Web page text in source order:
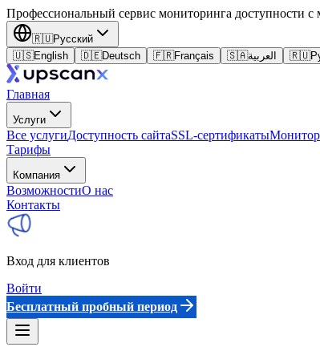
Профессиональный сервис мониторинга доступности
🇷🇺Русский
🇺🇸English 🇩🇪Deutsch 🇫🇷Français 🇸🇦العربية 🇷🇺
Главная
Услуги
Все услугиДоступность сайтаSSL-сертификаты
Тарифы
Компания
ВозможностиО нас
Контакты
Вход для клиентов
Войти
Бесплатный пробный период